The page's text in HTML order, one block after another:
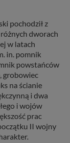
pochodził z
dworach
w latach
in. pomnik
powstańców
grobowiec
na ścianie
i dwa
i wojów
prac
II wojny